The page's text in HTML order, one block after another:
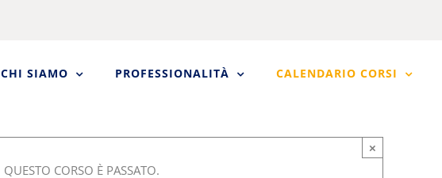
CHI SIAMO PROFESSIONALITÀ CALENDARIO CORSI
QUESTO CORSO È PASSATO.
×